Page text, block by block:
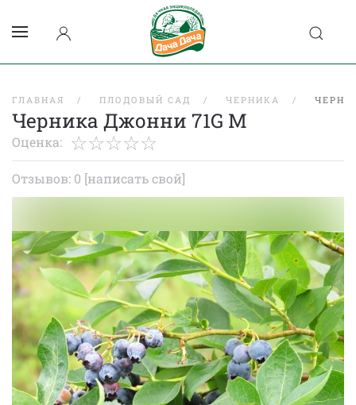
ГЛАВНАЯ ПЛОДОВЫЙ САД ЧЕРНИКА
Черника Джонни 71G М
Оценка:
Отзывов: 0 [написать свой]